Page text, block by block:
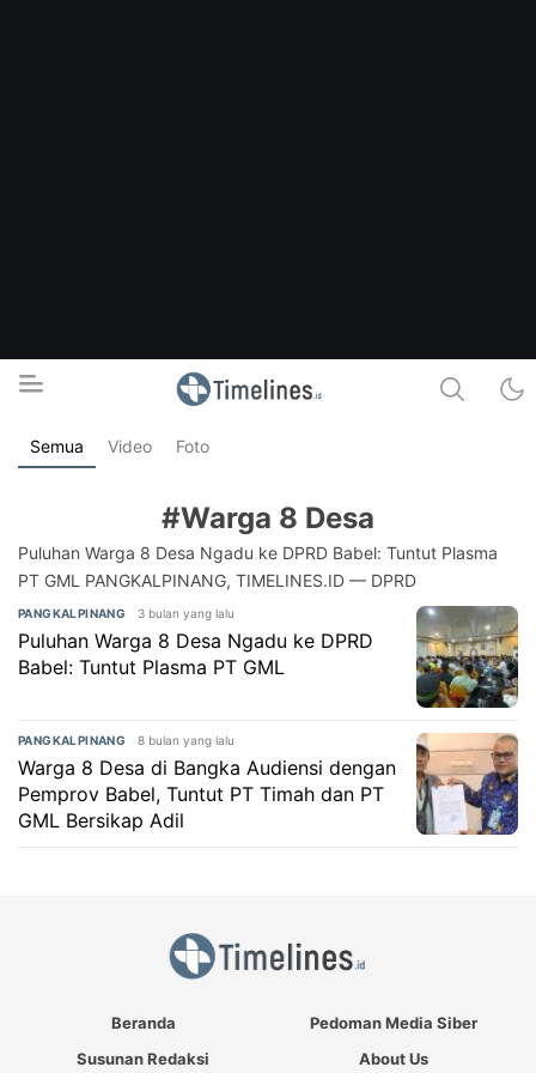
Timelines.id
Media Literasi, Sejarah & Budaya
Semua Video Foto
#Warga 8 Desa
Puluhan Warga 8 Desa Ngadu ke DPRD Babel: Tuntut Plasma
PT GML PANGKALPINANG, TIMELINES.ID — DPRD
PANGKALPINANG 3 bulan yang lalu
Puluhan Warga 8 Desa Ngadu ke DPRD
Babel: Tuntut Plasma PT GML
PANGKALPINANG 8 bulan yang lalu
Warga 8 Desa di Bangka Audiensi dengan
Pemprov Babel, Tuntut PT Timah dan PT
GML Bersikap Adil
Beranda
Pedoman Media Siber
Susunan Redaksi
About Us